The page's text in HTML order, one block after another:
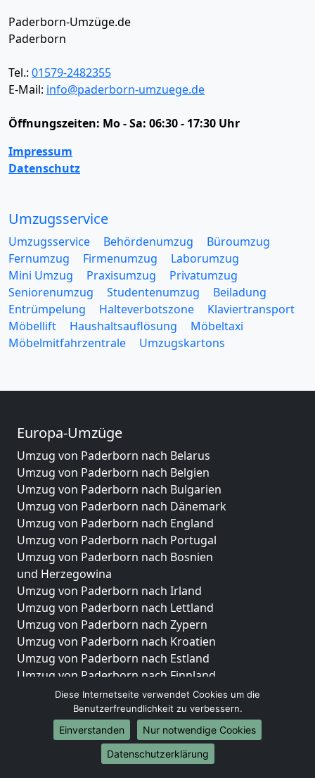
Paderborn-Umzüge.de
Paderborn
Tel.: 01579-2482355
E-Mail: info@paderborn-umzuege.de
Öffnungszeiten: Mo - Sa: 06:30 - 17:30 Uhr
Impressum
Datenschutz
Umzugsservice
Umzugsservice Behördenumzug
Büroumzug
Fernumzug
Firmenumzug
Laborumzug
Mini Umzug
Praxisumzug
Privatumzug
Seniorenumzug
Studentenumzug
Beiladung
Entrümpelung
Halteverbotszone
Klaviertransport
Möbellift
Haushaltsauflösung
Möbeltaxi
Möbelmitfahrzentrale
Umzugskartons
Europa-Umzüge
Umzug von Paderborn nach Belarus
Umzug von Paderborn nach Belgien
Umzug von Paderborn nach Bulgarien
Umzug von Paderborn nach Dänemark
Umzug von Paderborn nach England
Umzug von Paderborn nach Portugal
Umzug von Paderborn nach Bosnien
und Herzegowina
Umzug von Paderborn nach Irland
Umzug von Paderborn nach Lettland
Umzug von Paderborn nach Zypern
Umzug von Paderborn nach Kroatien
Umzug von Paderborn nach Estland
Umzug von Paderborn nach Finnland
Umzug von Paderborn nach Frankreich
Umzug von Paderborn nach Griechenland
Umzug von Paderborn nach Italien
Umzug von Paderborn nach Liechtenstein
Umzug von Paderborn nach Luxemburg
Diese Internetseite verwendet Cookies um die
Benutzerfreundlichkeit zu verbessern.
Einverstanden
Nur notwendige Cookies
Datenschutzerklärung